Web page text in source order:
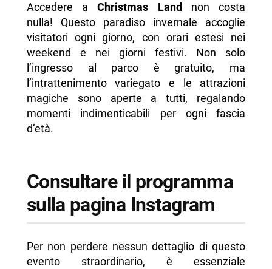
Accedere aChristmas Land
non costa
nulla! Questo paradiso invernale accoglie
visitatori ogni giorno, con orari estesi nei
weekend e nei giorni festivi. Non solo
l’ingresso al parco è gratuito, ma
l’intrattenimento variegato e le attrazioni
magiche sono aperte a tutti, regalando
momenti indimenticabili per ogni fascia
d’età.
Consultare il programma
sulla pagina Instagram
Per non perdere nessun dettaglio di questo
evento straordinario, è essenziale